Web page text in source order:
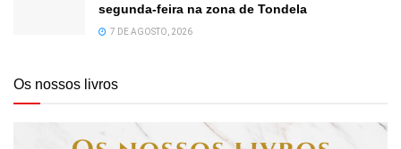
segunda-feira na zona de Tondela
7 DE AGOSTO, 2026
Os nossos livros